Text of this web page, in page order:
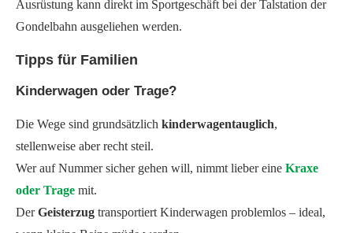
Ausrüstung kann direkt im Sportgeschäft bei der Talstation der
Gondelbahn ausgeliehen werden.
Tipps für Familien
Kinderwagen oder Trage?
Die Wege sind grundsätzlich kinderwagentauglich,
stellenweise aber recht steil.
Wer auf Nummer sicher gehen will, nimmt lieber eine Kraxe
oder Trage mit.
DerGeisterzug transportiert Kinderwagen problemlos – ideal,